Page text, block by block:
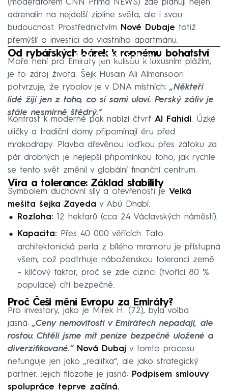
(moderátorem CNN Prima NEWS) zde plánují nejen
adrenalin na nejdelší zipline světa, ale i svou
budoucnost. Prostřednictvím
Nové Dubaje totiž
přemýšlí o investici do vlastního apartmánu.
Failed to fetch
Od rybářských bárek k ropnému bohatství
Moře není pro Emiráty jen kulisou k luxusním plážím,
je to zdroj života. Šejk Husain Ali Almansoori
potvrzuje, že rybolov je v DNA místních:„Někteří
lidé žijí jen z toho, co si sami uloví. Perský záliv je
stále nesmírně štědrý.“
Kontrast k moderně pak nabízí čtvrť Al Fahidi. Úzké
uličky a tradiční domy připomínají éru před
mrakodrapy. Plavba dřevěnou loďkou přes zátoku za
pár drobných je nejlepší připomínkou toho, jak rychle
se tento svět změnil v globální finanční centrum.
Víra a tolerance: Základ stability
Symbolem duchovní síly a otevřenosti je Velká
mešita šejka Zayeda v Abú Dhabí.
Rozloha: 12 hektarů (cca 24 Václavských náměstí).
Kapacita: Přes 40 000 věřících. Tato
architektonická perla z bílého mramoru je přístupná
všem, což podtrhuje náboženskou toleranci země
– klíčový faktor, proč se zde cizinci (tvořící 80 %
populace) cítí bezpečně.
Proč Češi mění Evropu za Emiráty?
Pro investory, jako je Mirek H. (72), byla volba
jasná:„Ceny nemovitostí v Emirátech nepadají, ale
rostou. Chtěli jsme mít peníze bezpečně uložené a
diverzifikované.“ Nová Dubaj v tomto procesu
nefunguje jen jako „realitka“, ale jako strategický
partner. Jejich filozofie je jasná: Podpisem smlouvy
spolupráce teprve začíná.